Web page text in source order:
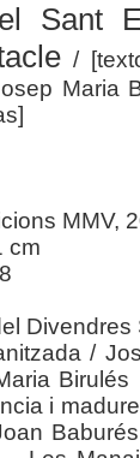
Sant
/
Maria
MMV,
cm
/
i